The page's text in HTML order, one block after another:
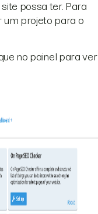
possa ter. Para
um projeto para o
no painel para ver